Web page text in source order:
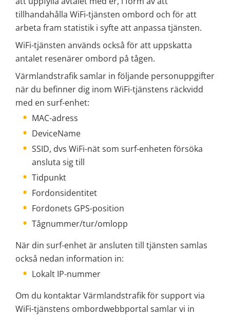
tillhandahålla WiFi-tjänsten ombord och för att
arbeta fram statistik i syfte att anpassa tjänsten.
WiFi-tjänsten används också för att uppskatta
antalet resenärer ombord på tågen.
Värmlandstrafik samlar in följande personuppgifter
när du befinner dig inom WiFi-tjänstens räckvidd
med en surf-enhet:
MAC-adress
DeviceName
SSID, dvs WiFi-nät som surf-enheten försöka
ansluta sig till
Tidpunkt
Fordonsidentitet
Fordonets GPS-position
Tågnummer/tur/omlopp
När din surf-enhet är ansluten till tjänsten samlas
också nedan information in:
Lokalt IP-nummer
Om du kontaktar Värmlandstrafik för support via
WiFi-tjänstens ombordwebbportal samlar vi in